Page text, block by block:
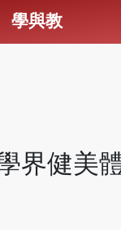
學與教
界健美